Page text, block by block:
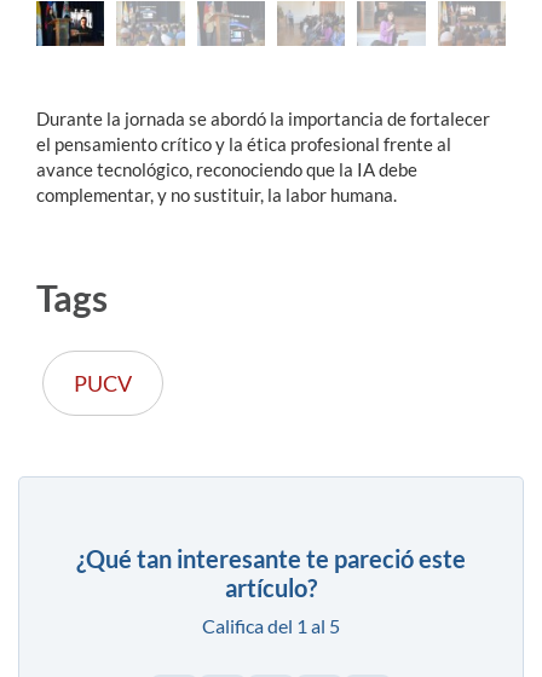
Alumni
English
Durante la jornada se abordó la importancia de fortalecer
el pensamiento crítico y la ética profesional frente al
avance tecnológico, reconociendo que la IA debe
complementar, y no sustituir, la labor humana.
Tags
PUCV
¿Qué tan interesante te pareció este
artículo?
Califica del 1 al 5